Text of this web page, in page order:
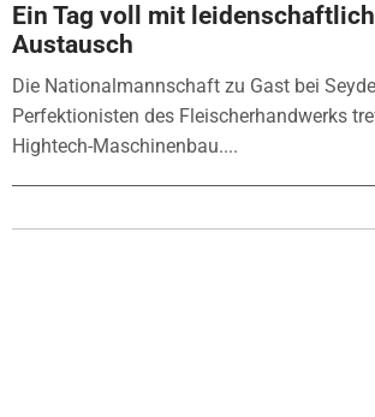
Ein Tag voll mit
Austausch
Die Nationalmannschaft zu Gast bei
Perfektionisten des Fleischerhandwerks
Hightech-Maschinenbau....